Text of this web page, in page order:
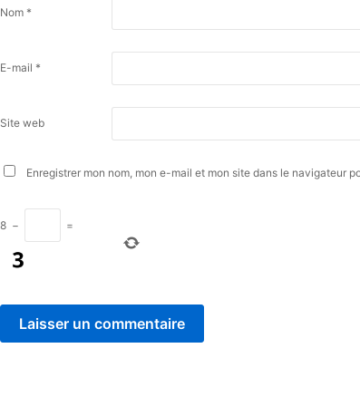
Nom *
E-mail *
Site web
Enregistrer mon nom, mon e-mail et mon site dans le navigateur
8 − =